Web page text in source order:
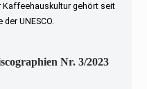
Kaffeehauskultur gehört seit
UNESCO.
Nr. 3/2023